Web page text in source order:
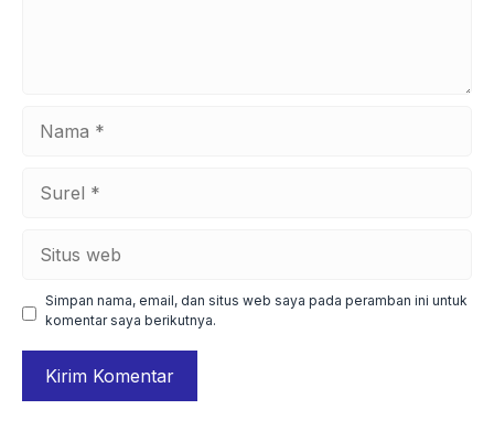
web
Simpan nama, email, dan situs web saya pada peramban ini untuk
komentar saya berikutnya.